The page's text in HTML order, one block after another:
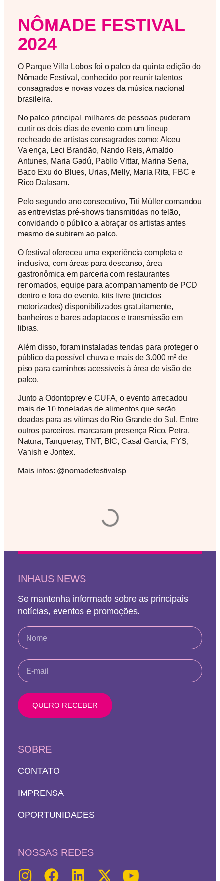
NÔMADE FESTIVAL
2024
O Parque Villa Lobos foi o palco da quinta edição do
Nômade Festival, conhecido por reunir talentos
consagrados e novas vozes da música nacional
brasileira.
No palco principal, milhares de pessoas puderam
curtir os dois dias de evento com um lineup
recheado de artistas consagrados como: Alceu
Valença, Leci Brandão, Nando Reis, Arnaldo
Antunes, Maria Gadú, Pabllo Vittar, Marina Sena,
Baco Exu do Blues, Urias, Melly, Maria Rita, FBC e
Rico Dalasam.
Pelo segundo ano consecutivo, Titi Müller comandou
as entrevistas pré-shows transmitidas no telão,
convidando o público a abraçar os artistas antes
mesmo de subirem ao palco.
O festival ofereceu uma experiência completa e
inclusiva, com áreas para descanso, área
gastronômica em parceria com restaurantes
renomados, equipe para acompanhamento de PCD
dentro e fora do evento, kits livre (triciclos
motorizados) disponibilizados gratuitamente,
banheiros e bares adaptados e transmissão em
libras.
Além disso, foram instaladas tendas para proteger o
público da possível chuva e mais de 3.000 m² de
piso para caminhos acessíveis à área de visão de
palco.
Junto a Odontoprev e CUFA, o evento arrecadou
mais de 10 toneladas de alimentos que serão
doadas para as vítimas do Rio Grande do Sul. Entre
outros parceiros, marcaram presença Rico, Petra,
Natura, Tanqueray, TNT, BIC, Casal Garcia, FYS,
Vanish e Jontex.
Mais infos: @nomadefestivalsp
INHAUS NEWS
Se mantenha informado sobre as principais
notícias, eventos e promoções.
QUERO RECEBER
SOBRE
CONTATO
IMPRENSA
OPORTUNIDADES
NOSSAS REDES